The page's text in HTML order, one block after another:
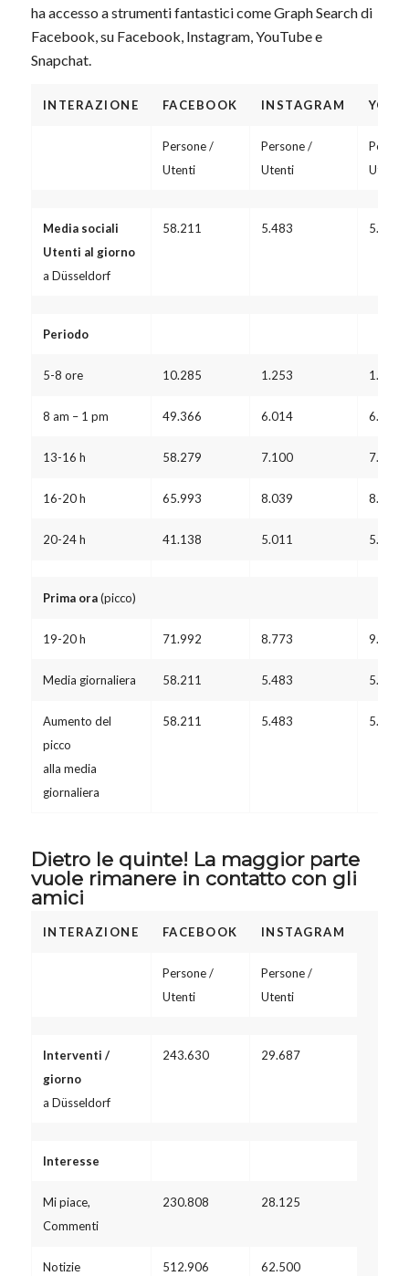
ha accesso a strumenti fantastici come Graph Search di
Facebook, su Facebook, Instagram, YouTube e
Snapchat.
INTERAZIONE FACEBOOK INSTAGRAM
Persone /
Utenti
Persone /
Utenti
Utenti
Media sociali
Utenti al giorno
a Düsseldorf
58.211 5.483 5.982
Periodo
5-8 ore 10.285 1.253 1.367
8 am – 1 pm 49.366 6.014 6.560
13-16 h 58.279 7.100 7.745
16-20 h 65.993 8.039 8.770
20-24 h 41.138 5.011 5.467
Prima ora(picco)
19-20 h 71.992 8.773 9.570
Media giornaliera 58.211 5.483 5.982
Aumento del
picco
alla media
giornaliera
58.211 5.483 5.982
Dietro le quinte! La maggior parte
vuole rimanere in contatto con gli
amici
INTERAZIONE FACEBOOK INSTAGRAM
Persone /
Utenti
Persone /
Utenti
Interventi /
giorno
a Düsseldorf
243.630 29.687
Interesse
Mi piace,
Commenti
230.808 28.125
Notizie 512.906 62.500